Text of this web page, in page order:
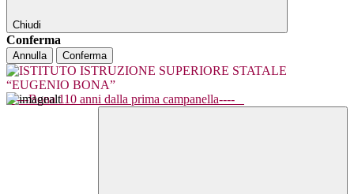
Chiudi
Conferma
Annulla Conferma
----Bona 110 anni dalla prima campanella----